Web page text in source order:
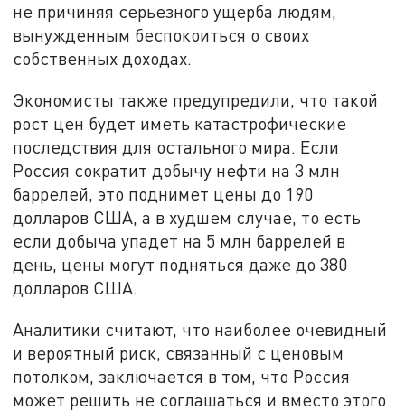
не причиняя серьезного ущерба людям,
вынужденным беспокоиться о своих
собственных доходах.
Экономисты также предупредили, что такой
рост цен будет иметь катастрофические
последствия для остального мира. Если
Россия сократит добычу нефти на 3 млн
баррелей, это поднимет цены до 190
долларов США, а в худшем случае, то есть
если добыча упадет на 5 млн баррелей в
день, цены могут подняться даже до 380
долларов США.
Аналитики считают, что наиболее очевидный
и вероятный риск, связанный с ценовым
потолком, заключается в том, что Россия
может решить не соглашаться и вместо этого